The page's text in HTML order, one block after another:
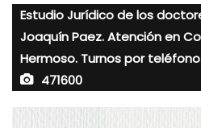
Estudio Jurídico de los
Joaquín Paez. Atención en
Hermoso. Turnos por
471600